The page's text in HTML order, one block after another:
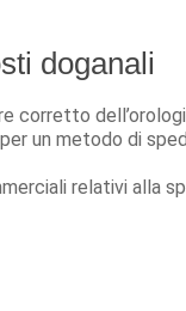
doganali
corretto
un metodo di
relativi alla